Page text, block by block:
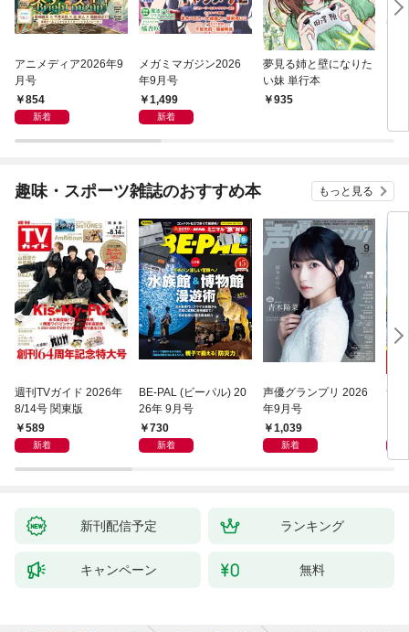
アニメディア2026年9
月号
854
新着
メガミマガジン2026
年9月号
1,499
新着
夢見る姉と壁になりた
い妹 単行本
935
趣味・スポーツ雑誌のおすすめ本 もっと見る
週刊TVガイド 2026年
8/14号 関東版
589
新着
BE-PAL (ビーパル) 20
26年 9月号
730
新着
声優グランプリ 2026
年9月号
1,039
新着
サ
新刊配信予定 ランキング
キャンペーン 無料